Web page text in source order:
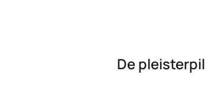
De pleisterpil